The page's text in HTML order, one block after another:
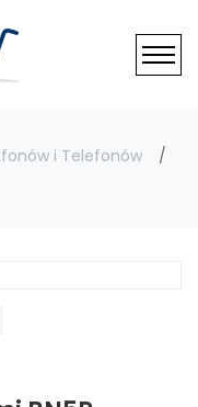
i Telefonów